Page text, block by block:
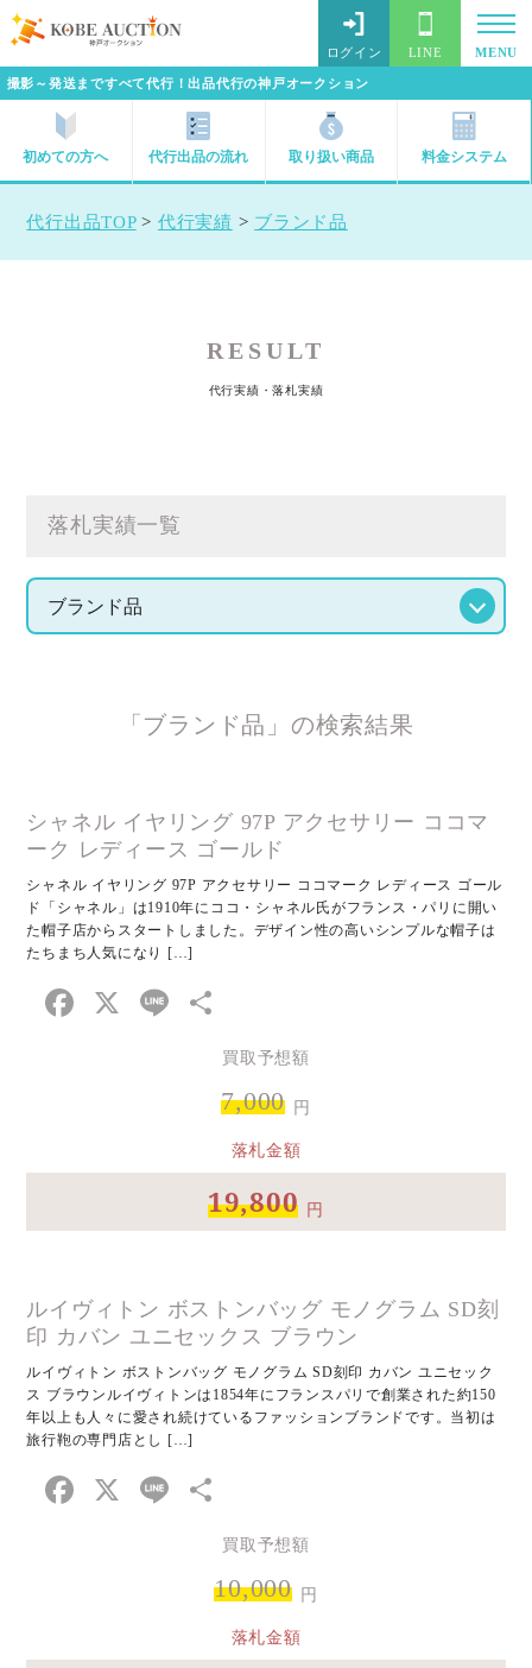
撮影～発送まですべて代行！出品代行の神戸オークション
ログイン LINE MENU
初めての方へ 代行出品の流れ 取り扱い商品 料金システム
代行出品TOP> 代行実績 > ブランド品
RESULT
代行実績・落札実績
落札実績一覧
「ブランド品」の検索結果
シャネル イヤリング 97P アクセサリー ココマ
ーク レディース ゴールド
シャネル イヤリング 97P アクセサリー ココマーク レディース ゴール
ド「シャネル」は1910年にココ・シャネル氏がフランス・パリに開い
た帽子店からスタートしました。デザイン性の高いシンプルな帽子は
たちまち人気になり […]
Facebook
X Line
有
買取予想額
7,000 円
落札金額
19,800 円
ルイヴィトン ボストンバッグ モノグラム SD刻
印 カバン ユニセックス ブラウン
ルイヴィトン ボストンバッグ モノグラム SD刻印 カバン ユニセック
ス ブラウンルイヴィトンは1854年にフランスパリで創業された約150
年以上も人々に愛され続けているファッションブランドです。当初は
旅行鞄の専門店とし […]
Facebook
X Line
有
買取予想額
10,000 円
落札金額